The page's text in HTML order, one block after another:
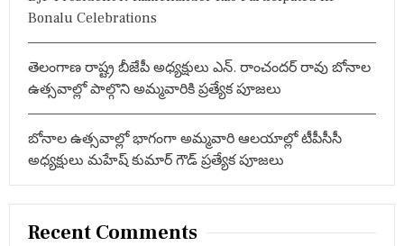
Bonalu Celebrations
తెలంగాణ రాష్ట్ర బీజేపీ అధ్యక్షులు ఎన్. రాంచందర్ రావు బోనాల
ఉత్సవాల్లో పాల్గొని అమ్మవారికి ప్రత్యేక పూజలు
బోనాల ఉత్సవాల్లో భాగంగా అమ్మవారి ఆలయాల్లో టీపీసీసీ
అధ్యక్షులు మహేష్ కుమార్ గౌడ్ ప్రత్యేక పూజలు
Recent Comments